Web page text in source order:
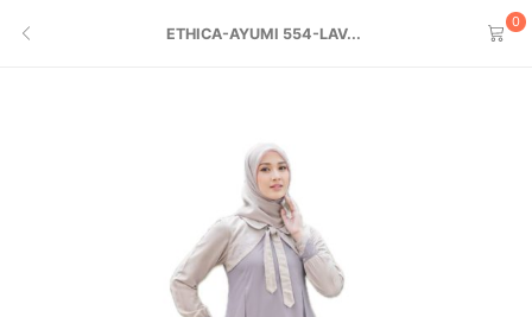
ETHICA-AYUMI 554-LAV...
0